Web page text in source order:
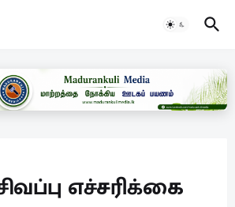
எச்சரிக்கை